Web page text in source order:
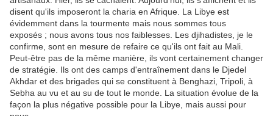
disent qu'ils imposeront la charia en Afrique. La Libye est
évidemment dans la tourmente mais nous sommes tous
exposés ; nous avons tous nos faiblesses. Les djihadistes, je le
confirme, sont en mesure de refaire ce qu'ils ont fait au Mali.
Peut-être pas de la même manière, ils vont certainement changer
de stratégie. Ils ont des camps d'entraînement dans le Djedel
Akhdar et des brigades qui se constituent à Benghazi, Tripoli, à
Sebha au vu et au su de tout le monde. La situation évolue de la
façon la plus négative possible pour la Libye, mais aussi pour